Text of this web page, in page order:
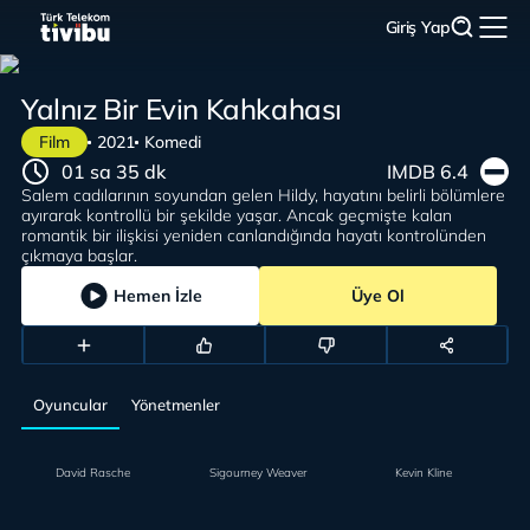
Giriş Yap
Film 2021 Komedi
Yalnız Bir Evin Kahkahası
Salem cadılarının soyundan gelen Hildy, hayatını belirli bölümlere
ayırarak kontrollü bir şekilde yaşar. Ancak geçmişte kalan
romantik bir ilişkisi yeniden canlandığında hayatı kontrolünden
çıkmaya başlar.
01 sa 35 dk IMDB 6.4
Hemen İzle Üye Ol
Oyuncular Yönetmenler
David Rasche Sigourney Weaver Kevin Kline